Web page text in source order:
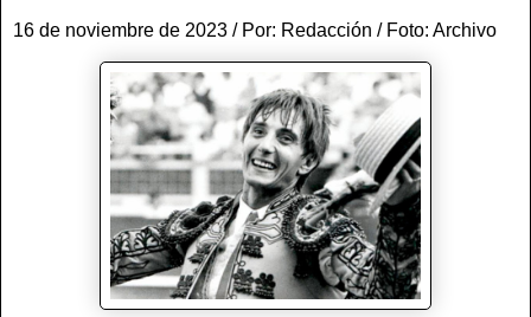
16 de noviembre de 2023 / Por: Redacción / Foto: Archivo